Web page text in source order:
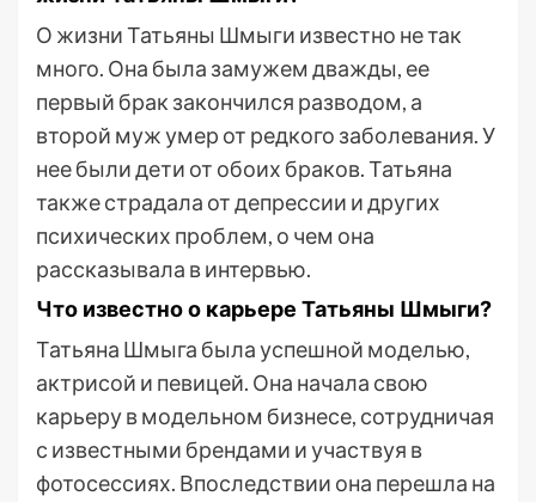
О жизни Татьяны Шмыги известно не так
много. Она была замужем дважды, ее
первый брак закончился разводом, а
второй муж умер от редкого заболевания. У
нее были дети от обоих браков. Татьяна
также страдала от депрессии и других
психических проблем, о чем она
рассказывала в интервью.
Что известно о карьере Татьяны Шмыги?
Татьяна Шмыга была успешной моделью,
актрисой и певицей. Она начала свою
карьеру в модельном бизнесе, сотрудничая
с известными брендами и участвуя в
фотосессиях. Впоследствии она перешла на